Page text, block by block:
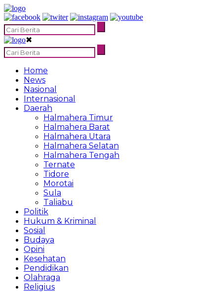
✖
Home
News
Nasional
Internasional
Daerah
Halmahera Timur
Halmahera Barat
Halmahera Utara
Halmahera Selatan
Halmahera Tengah
Ternate
Tidore
Morotai
Sula
Taliabu
Politik
Hukum & Kriminal
Sosial
Budaya
Opini
Kesehatan
Pendidikan
Olahraga
Religius